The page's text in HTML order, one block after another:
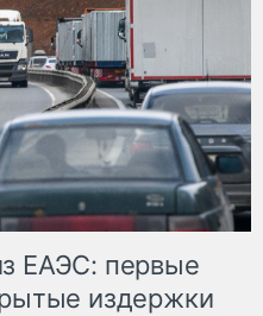
ЕАЭС: первые
издержки